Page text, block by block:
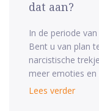
dat aan?
In de periode
Bent u van plan
narcistische
meer emoties en
Lees verder